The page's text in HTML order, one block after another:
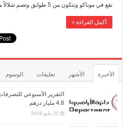
تقع في موناكو وتتكون من 5 طوابق وتضم شلالاً مائياً وبركة سباحة
أكمل القراءة »
الأخيرة الأشهر تعليقات الوسوم
التقرير الأسبوعي
4.8 مليار درهم
25 مايو,2018